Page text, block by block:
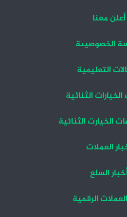
أعلن معنا
الخصوصيىة
التعليمية
الثنائية
الخيارت الثنائية
العملات
السلع
الرقمية